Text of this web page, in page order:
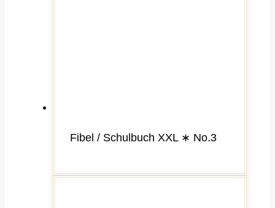
Fibel / Schulbuch XXL ∗ No.3